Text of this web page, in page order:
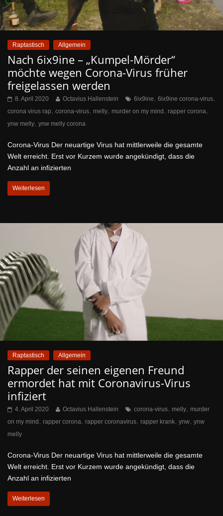
Raptastisch Allgemein
Nach 6ix9ine – „Kumpel-Mörder“
möchte wegen Corona-Virus früher
freigelassen werden
8. April 2020 Octavius Hallenstein 6ix9ine, 6ix9ine corona-virus,
corona virus rap, corona-virus, melly, murder on my mind, rapper corona,
ynw melly, ynw melly corona
Corona-Virus Der neuartige Virus hat mittlerweile die gesamte
Welt erreicht. Erst vor Kurzem wurde angekündigt, dass die
Anzahl an infizierten
Weiterlesen
Raptastisch Allgemein
Rapper der seinen eigenen Freund
ermordet hat mit Coronavirus-Virus
infiziert
4. April 2020 Octavius Hallenstein corona-virus, melly, murder
on my mind , rapper corona, rapper coronavirus, rapper krank, ynw, ynw
melly
Corona-Virus Der neuartige Virus hat mittlerweile die gesamte
Welt erreicht. Erst vor Kurzem wurde angekündigt, dass die
Anzahl an infizierten
Weiterlesen